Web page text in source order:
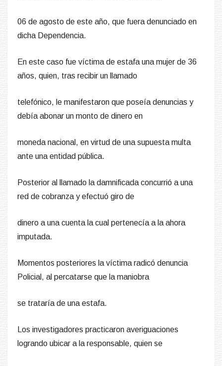
06 de agosto de este año, que fuera denunciado en
dicha Dependencia.
En este caso fue víctima de estafa una mujer de 36
años, quien, tras recibir un llamado
telefónico, le manifestaron que poseía denuncias y
debía abonar un monto de dinero en
moneda nacional, en virtud de una supuesta multa
ante una entidad pública.
Posterior al llamado la damnificada concurrió a una
red de cobranza y efectuó giro de
dinero a una cuenta la cual pertenecía a la ahora
imputada.
Momentos posteriores la víctima radicó denuncia
Policial, al percatarse que la maniobra
se trataría de una estafa.
Los investigadores practicaron averiguaciones
logrando ubicar a la responsable, quien se